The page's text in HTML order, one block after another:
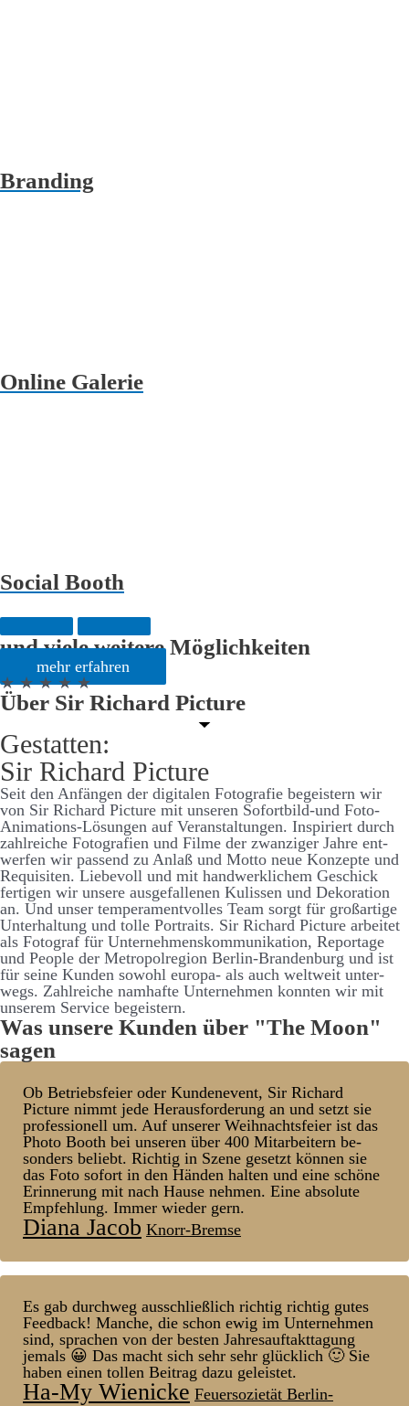
Branding
Online Galerie
Social Booth
und viele weitere Möglichkeiten
mehr erfahren
★ ★ ★ ★ ★
Über Sir Richard Picture
Gestatten:
Sir Richard Picture
Seit den An­­fängen der digitalen Foto­­­grafie be­­­geistern wir
von Sir Richard Picture mit unseren Sofort­­­bild-und Foto-
Animations-Lösungen auf Ver­­­an­­stalt­­ungen. Inspiriert durch
zahl­­reiche Foto­­grafien und Filme der zwanziger Jahre ent­­­
werfen wir passend zu An­laß und Motto neue Konzepte und
Requisiten. Liebe­­voll und mit hand­­­werk­­­lichem Ge­­schick
fertigen wir unsere aus­­­ge­­­fallenen Kulissen und Dekoration
an. Und unser temperament­­­volles Team sorgt für groß­­­artige
Unter­­­halt­­­ung und tolle Portraits. Sir Richard Picture arbeitet
als Foto­graf für Unter­­nehmens­­kommunikation, Reportage
und People der Metropol­­region Berlin-Brandenburg und ist
für seine Kunden sowohl europa- als auch welt­weit unter­
wegs. Zahl­­reiche nam­­hafte Unter­­nehmen konnten wir mit
unserem Service be­­geistern.
Was unsere Kunden über "The Moon"
sagen
Ob Betriebs­feier oder Kunden­event, Sir Richard
Picture nimmt jede Heraus­forder­ung an und setzt sie
pro­fessionell um. Auf unserer Weih­nachts­feier ist das
Photo Booth bei unseren über 400 Mit­arbeitern be­
sonders be­liebt. Richtig in Szene ge­setzt können sie
das Foto sofort in den Händen halten und eine schöne
Er­inner­ung mit nach Hause nehmen. Eine absolute
Empfehl­ung. Immer wieder gern.
Diana Jacob Knorr-Bremse
Es gab durchweg aus­schließlich richtig richtig gutes
Feed­back! Manche, die schon ewig im Unter­nehmen
sind, sprachen von der besten Jahres­auf­takt­tag­ung
jemals 😀 Das macht sich sehr sehr glück­lich 🙂 Sie
haben einen tollen Bei­trag dazu ge­leistet.
Ha-My Wienicke Feuersozietät Berlin-